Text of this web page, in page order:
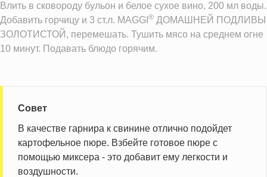
Влить в сковороду бульон и белое сухое вино, 200 мл воды.
Добавить горчицу и 3 ст.л. MAGGI ® ДОМАШНЕЙ ПОДЛИВЫ
ЗОЛОТИСТОЙ, перемешать. Тушить мясо на среднем огне
10 минут. Подавать блюдо горячим.
Совет
В качестве гарнира к свинине отлично подойдет
картофельное пюре. Взбейте готовое пюре с
помощью миксера - это добавит ему легкости и
воздушности.